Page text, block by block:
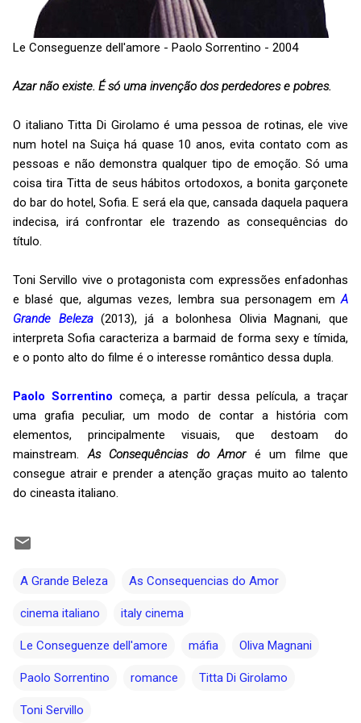
Le Conseguenze dell'amore - Paolo Sorrentino - 2004
Azar não existe. É só uma invenção dos perdedores e pobres.
O italiano Titta Di Girolamo é uma pessoa de rotinas, ele vive
num hotel na Suiça há quase 10 anos, evita contato com as
pessoas e não demonstra qualquer tipo de emoção. Só uma
coisa tira Titta de seus hábitos ortodoxos, a bonita garçonete
do bar do hotel, Sofia. E será ela que, cansada daquela paquera
indecisa, irá confrontar ele trazendo as consequências do
título.
Toni Servillo vive o protagonista com expressões enfadonhas
e blasé que, algumas vezes, lembra sua personagem emA
Grande Beleza (2013), já a bolonhesa Olivia Magnani, que
interpreta Sofia caracteriza a barmaid de forma sexy e tímida,
e o ponto alto do filme é o interesse romântico dessa dupla.
Paolo Sorrentino começa, a partir dessa película, a traçar
uma grafia peculiar, um modo de contar a história com
elementos, principalmente visuais, que destoam do
mainstream.As Consequências do Amoré um filme que
consegue atrair e prender a atenção graças muito ao talento
do cineasta italiano.
A Grande Beleza As Consequencias do Amor
cinema italiano italy cinema
Le Conseguenze dell'amore máfia Oliva Magnani
Paolo Sorrentino romance Titta Di Girolamo
Toni Servillo